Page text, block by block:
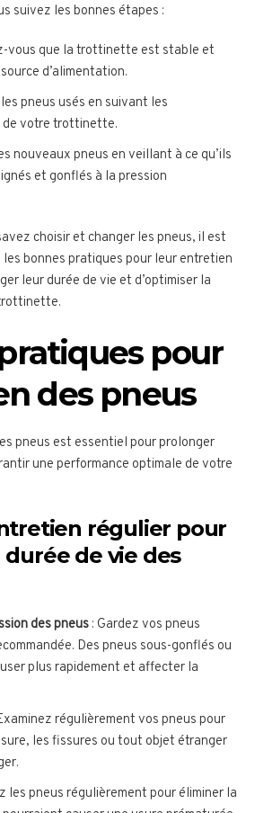
suivez les bonnes étapes :
vous que la trottinette est stable et
d’alimentation.
pneus usés en suivant les
de votre trottinette.
nouveaux pneus en veillant à ce qu’ils
et gonflés à la pression
choisir et changer les pneus, il est
bonnes pratiques pour leur entretien
leur durée de vie et d’optimiser la
pour
des pneus
pneus est essentiel pour prolonger
une performance optimale de votre
régulier pour
de vie des
des pneus : Gardez vos pneus
Des pneus sous-gonflés ou
plus rapidement et affecter la
régulièrement vos pneus pour
les fissures ou tout objet étranger
les pneus régulièrement pour éliminer la